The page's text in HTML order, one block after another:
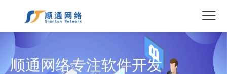
顺通网络专注软件开发